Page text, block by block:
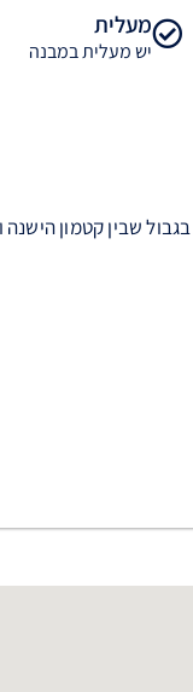
מעלית
יש מעלית במבנה
שבין קטמון